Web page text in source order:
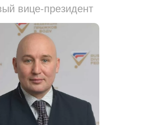
вице-президент